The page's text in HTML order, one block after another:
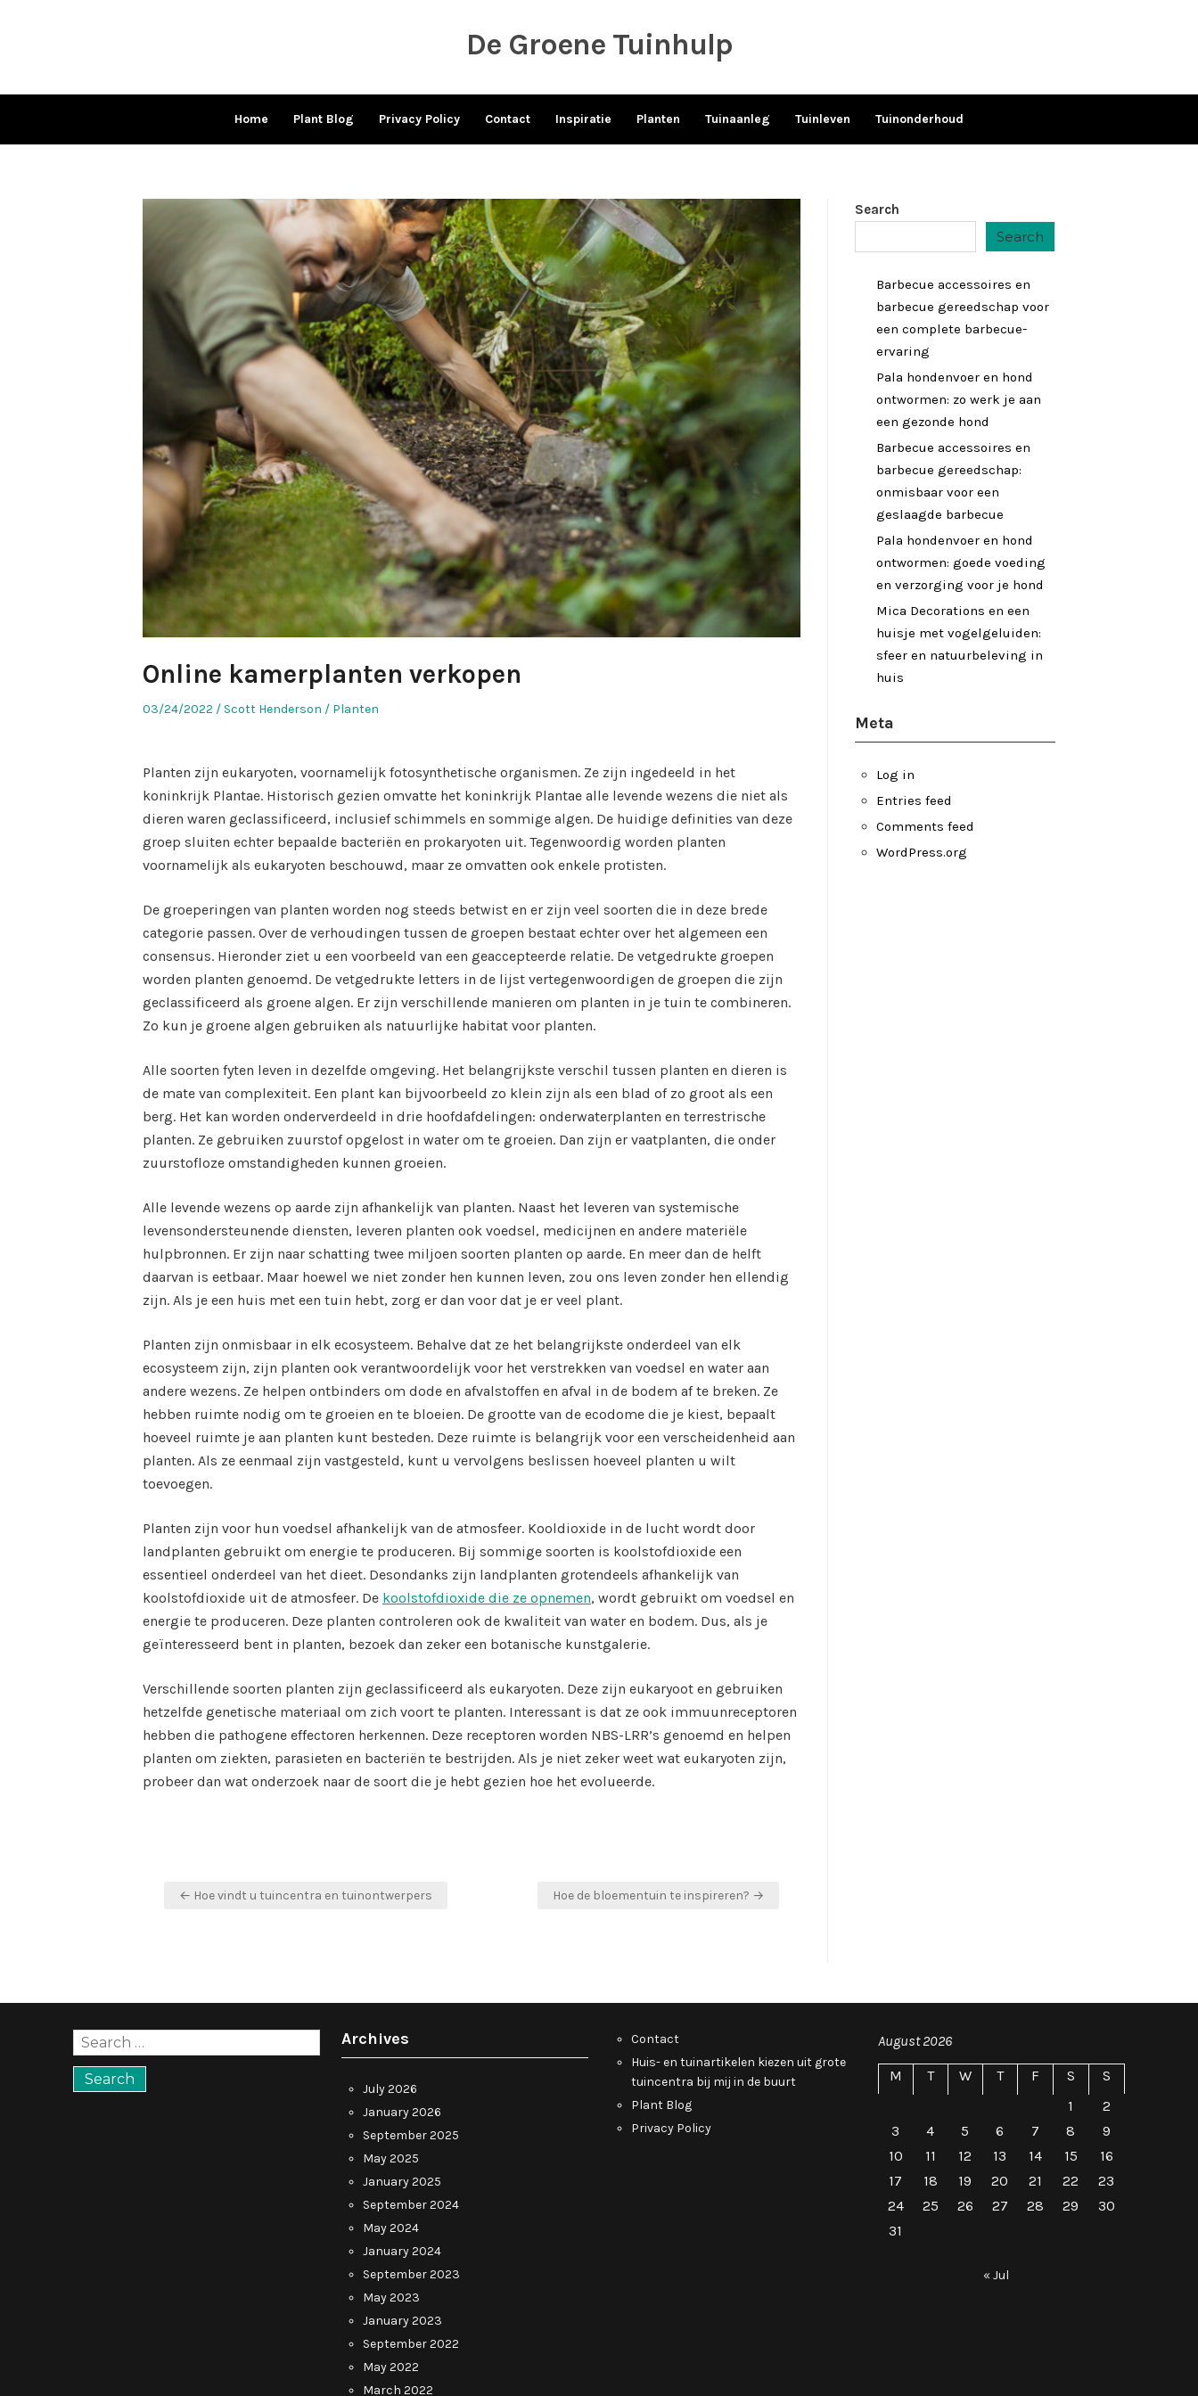
De Groene Tuinhulp
Home Plant Blog Privacy Policy Contact Inspiratie Planten Tuinaanleg Tuinleven Tuinonderhoud
Online kamerplanten verkopen
Posted
03/24/2022 Author
Scott Henderson
Posted
Planten
Planten zijn eukaryoten, voornamelijk fotosynthetische organismen. Ze zijn ingedeeld in het
koninkrijk Plantae. Historisch gezien omvatte het koninkrijk Plantae alle levende wezens die niet als
dieren waren geclassificeerd, inclusief schimmels en sommige algen. De huidige definities van deze
groep sluiten echter bepaalde bacteriën en prokaryoten uit. Tegenwoordig worden planten
voornamelijk als eukaryoten beschouwd, maar ze omvatten ook enkele protisten.
De groeperingen van planten worden nog steeds betwist en er zijn veel soorten die in deze brede
categorie passen. Over de verhoudingen tussen de groepen bestaat echter over het algemeen een
consensus. Hieronder ziet u een voorbeeld van een geaccepteerde relatie. De vetgedrukte groepen
worden planten genoemd. De vetgedrukte letters in de lijst vertegenwoordigen de groepen die zijn
geclassificeerd als groene algen. Er zijn verschillende manieren om planten in je tuin te combineren.
Zo kun je groene algen gebruiken als natuurlijke habitat voor planten.
Alle soorten fyten leven in dezelfde omgeving. Het belangrijkste verschil tussen planten en dieren is
de mate van complexiteit. Een plant kan bijvoorbeeld zo klein zijn als een blad of zo groot als een
berg. Het kan worden onderverdeeld in drie hoofdafdelingen: onderwaterplanten en terrestrische
planten. Ze gebruiken zuurstof opgelost in water om te groeien. Dan zijn er vaatplanten, die onder
zuurstofloze omstandigheden kunnen groeien.
Alle levende wezens op aarde zijn afhankelijk van planten. Naast het leveren van systemische
levensondersteunende diensten, leveren planten ook voedsel, medicijnen en andere materiële
hulpbronnen. Er zijn naar schatting twee miljoen soorten planten op aarde. En meer dan de helft
daarvan is eetbaar. Maar hoewel we niet zonder hen kunnen leven, zou ons leven zonder hen ellendig
zijn. Als je een huis met een tuin hebt, zorg er dan voor dat je er veel plant.
Planten zijn onmisbaar in elk ecosysteem. Behalve dat ze het belangrijkste onderdeel van elk
ecosysteem zijn, zijn planten ook verantwoordelijk voor het verstrekken van voedsel en water aan
andere wezens. Ze helpen ontbinders om dode en afvalstoffen en afval in de bodem af te breken. Ze
hebben ruimte nodig om te groeien en te bloeien. De grootte van de ecodome die je kiest, bepaalt
hoeveel ruimte je aan planten kunt besteden. Deze ruimte is belangrijk voor een verscheidenheid aan
planten. Als ze eenmaal zijn vastgesteld, kunt u vervolgens beslissen hoeveel planten u wilt
toevoegen.
Planten zijn voor hun voedsel afhankelijk van de atmosfeer. Kooldioxide in de lucht wordt door
landplanten gebruikt om energie te produceren. Bij sommige soorten is koolstofdioxide een
essentieel onderdeel van het dieet. Desondanks zijn landplanten grotendeels afhankelijk van
koolstofdioxide uit de atmosfeer. De koolstofdioxide die ze opnemen, wordt gebruikt om voedsel en
energie te produceren. Deze planten controleren ook de kwaliteit van water en bodem. Dus, als je
geïnteresseerd bent in planten, bezoek dan zeker een botanische kunstgalerie.
Verschillende soorten planten zijn geclassificeerd als eukaryoten. Deze zijn eukaryoot en gebruiken
hetzelfde genetische materiaal om zich voort te planten. Interessant is dat ze ook immuunreceptoren
hebben die pathogene effectoren herkennen. Deze receptoren worden NBS-LRR’s genoemd en helpen
planten om ziekten, parasieten en bacteriën te bestrijden. Als je niet zeker weet wat eukaryoten zijn,
probeer dan wat onderzoek naar de soort die je hebt gezien hoe het evolueerde.
Post
← Hoe vindt u tuincentra en tuinontwerpers Hoe de bloementuin te inspireren? →
Search
Search
Barbecue accessoires en
barbecue gereedschap voor
een complete barbecue-
ervaring
Pala hondenvoer en hond
ontwormen: zo werk je aan
een gezonde hond
Barbecue accessoires en
barbecue gereedschap:
onmisbaar voor een
geslaagde barbecue
Pala hondenvoer en hond
ontwormen: goede voeding
en verzorging voor je hond
Mica Decorations en een
huisje met vogelgeluiden:
sfeer en natuurbeleving in
huis
Meta
Log in
Entries feed
Comments feed
WordPress.org
Search
for:
Archives
July 2026
January 2026
September 2025
May 2025
January 2025
September 2024
May 2024
January 2024
September 2023
May 2023
January 2023
September 2022
May 2022
March 2022
Contact
Huis- en tuinartikelen kiezen uit grote
tuincentra bij mij in de buurt
Plant Blog
Privacy Policy
August 2026
M T W T F S
S
1
2
3
4 5 6 7 8
9
10
11 12 13 14 15
16
17
18 19 20 21 22
23
24
25 26 27 28 29
30
31
« Jul